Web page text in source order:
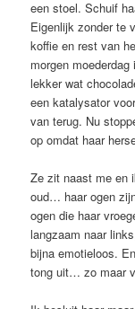
een stoel. Schuif
Eigenlijk zonder te
koffie en rest van
morgen
lekker wat
een katalysator
van terug. Nu
op omdat haar
Ze zit naast me en
oud… haar ogen
ogen die haar
langzaam naar
bijna emotieloos.
tong uit… zo maar